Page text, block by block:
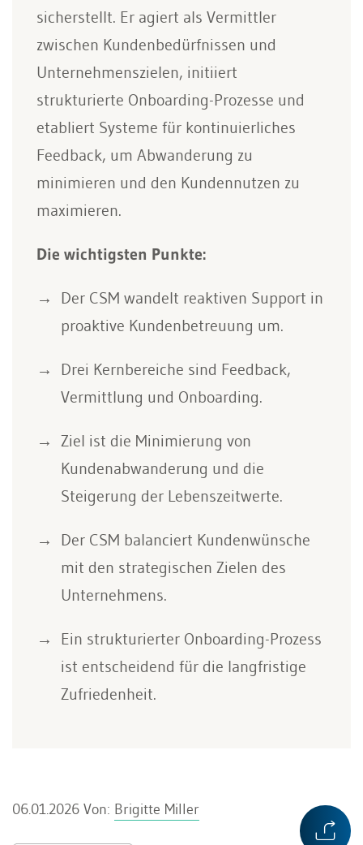
sicherstellt. Er agiert als Vermittler
zwischen Kundenbedürfnissen und
Unternehmenszielen, initiiert
strukturierte Onboarding-Prozesse und
etabliert Systeme für kontinuierliches
Feedback, um Abwanderung zu
minimieren und den Kundennutzen zu
maximieren.
Die wichtigsten Punkte:
Der CSM wandelt reaktiven Support in
proaktive Kundenbetreuung um.
Drei Kernbereiche sind Feedback,
Vermittlung und Onboarding.
Ziel ist die Minimierung von
Kundenabwanderung und die
Steigerung der Lebenszeitwerte.
Der CSM balanciert Kundenwünsche
mit den strategischen Zielen des
Unternehmens.
Ein strukturierter Onboarding-Prozess
ist entscheidend für die langfristige
Zufriedenheit.
06.01.2026 Von: Brigitte Miller